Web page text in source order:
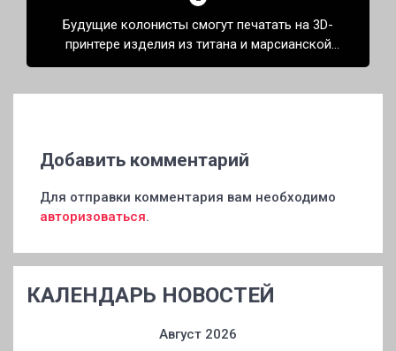
Будущие колонисты смогут печатать на 3D-
принтере изделия из титана и марсианской
пыли
Добавить комментарий
Для отправки комментария вам необходимо
авторизоваться.
КАЛЕНДАРЬ НОВОСТЕЙ
Август 2026